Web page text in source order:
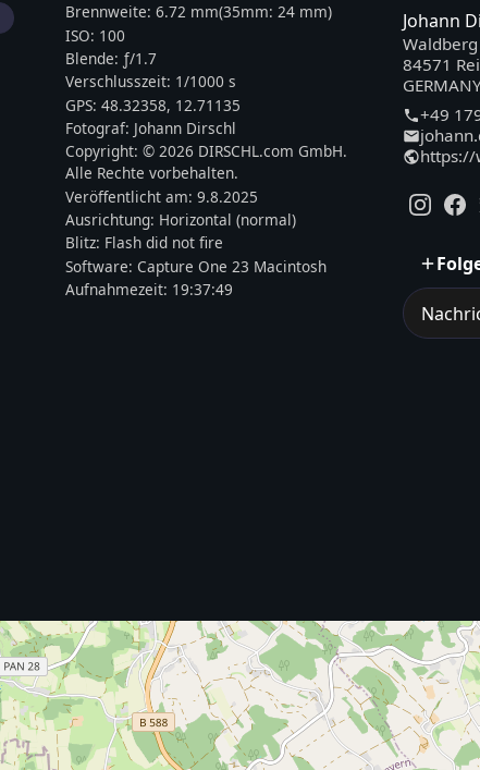
Brennweite:6.72 mm(35mm:24 mm)
ISO: 100
Blende: ƒ/1.7
Verschlusszeit: 1/1000 s
GPS:48.32358, 12.71135
Fotograf: Johann Dirschl
Copyright:© 2026 DIRSCHL.com GmbH.
Alle Rechte vorbehalten.
Veröffentlicht am:9.8.2025
Ausrichtung: Horizontal (normal)
Blitz: Flash did not fire
Software:Capture One 23 Macintosh
Aufnahmezeit: 19:37:49
Johann
84571
+49
https://